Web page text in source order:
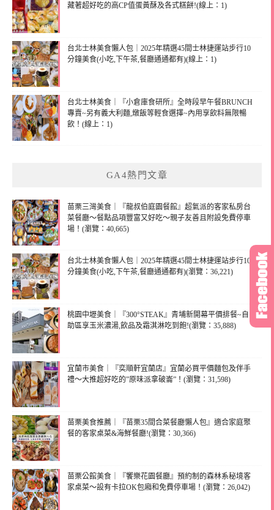
藏著超好吃的高CP值蛋黃酥及各式糕餅!(線上：1)
台北士林美食懶人包｜2025年精選45間士林捷運站步行10
分鐘美食(小吃,下午茶,餐廳通通都有)(線上：1)
台北士林美食｜『小倉庫食研所』全時段早午餐BRUNCH
專賣~另有義大利麵,燉飯等輕食選擇~內用享飲料無限暢
飲！(線上：1)
GA4熱門文章
苗栗三灣美食｜『龍叔伯庭園餐館』超氣派的客家私房台
菜餐廳～餐點品項豐富又好吃～親子友善且附設免費停車
場！(瀏覽：40,665)
台北士林美食懶人包｜2025年精選45間士林捷運站步行10
分鐘美食(小吃,下午茶,餐廳通通都有)(瀏覽：36,221)
桃園中壢美食｜『300°STEAK』青埔新開幕平價排餐~自
助區享玉米濃湯,飲品及霜淇淋吃到飽!(瀏覽：35,888)
宜蘭市美食｜『奕順軒宜蘭店』宜蘭必買平價麵包及伴手
禮～大推超好吃的”原味派拿破崙”！(瀏覽：31,598)
苗栗美食推薦｜『苗栗35間合菜餐廳懶人包』適合家庭聚
餐的客家桌菜&海鮮餐廳!(瀏覽：30,366)
苗栗公館美食｜『饗樂花園餐廳』預約制的森林系秘境客
家桌菜～設有卡拉OK包廂和免費停車場！(瀏覽：26,042)